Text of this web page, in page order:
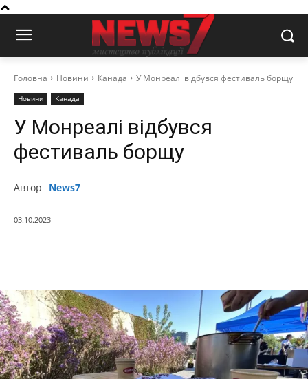
Головна Новини Канада У Монреалі відбувся фестиваль борщу
Новини Канада
У Монреалі відбувся
фестиваль борщу
Автор News7
03.10.2023